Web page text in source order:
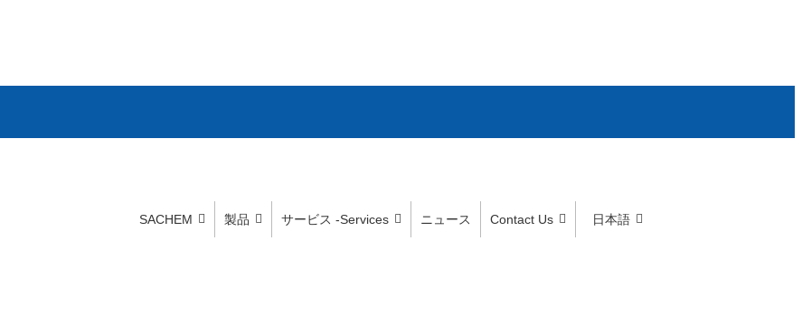
SACHEM 製品 サービス -Services ニュース Contact Us
日本語